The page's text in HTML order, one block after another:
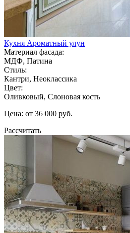
Кухня Ароматный улун
Материал фасада:
МДФ, Патина
Стиль:
Кантри, Неоклассика
Цвет:
Оливковый, Слоновая кость
Цена: от 36 000 руб.
Рассчитать